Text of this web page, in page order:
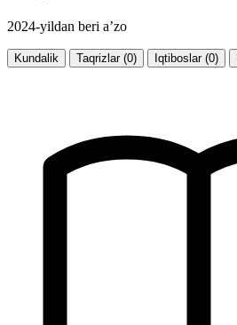
2024-yildan beri a’zo
Kundalik Taqrizlar (0) Iqtiboslar (0)